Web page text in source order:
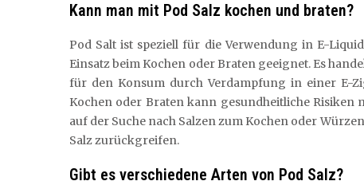
Kann man mit Pod Salz kochen und braten?
Pod Salt ist speziell für die Verwendung in E-
Einsatz beim Kochen oder Braten geeignet. Es
für den Konsum durch Verdampfung in einer E-
Kochen oder Braten kann gesundheitliche
auf der Suche nach Salzen zum Kochen oder
Salz zurückgreifen.
Gibt es verschiedene Arten von Pod Salz?